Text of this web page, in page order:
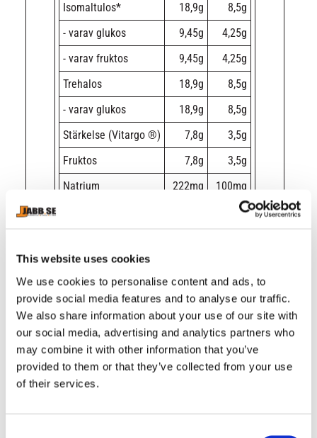
This website uses cookies
We use cookies to personalise content and ads, to
provide social media features and to analyse our traffic.
We also share information about your use of our site with
our social media, advertising and analytics partners who
may combine it with other information that you’ve
provided to them or that they’ve collected from your use
of their services.
Isomaltulos*
18,9g
8,5g
- varav glukos
9,45g
4,25g
- varav fruktos
9,45g
4,25g
Trehalos
18,9g
8,5g
- varav glukos
18,9g
8,5g
Stärkelse (Vitargo ®)
7,8g
3,5g
Fruktos
7,8g
3,5g
Natrium
222mg
100mg
50mg
under sportaktiviteten en Vitargo Gel(45g), var 25-35
minut, gärna tillsammans med lite vatten.
Rekommenderat dagligt intag bör inte överskridas.
Kosttillskottet bör inte användas som enda källa till
näring, utan användas som ett tillskott till en övrigt
balanserad och varierad daglig kost. Produkten
används för ökat energiitag, i samband med
sportaktivitet. Förvaras oåtkomligt för barn